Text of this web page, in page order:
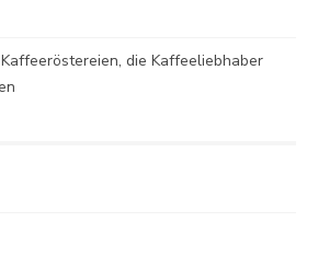
die Kaffeeliebhaber